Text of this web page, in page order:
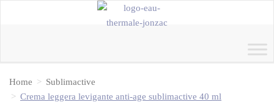
Home
Sublimactive
Crema leggera levigante anti-age sublimactive 40 ml